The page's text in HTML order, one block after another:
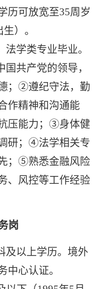
历可放宽至35周岁
）。
法学类专业毕业。
共产党的领导，
；②遵纪守法，勤
作精神和沟通能
压能力；③身体健
研；④法学相关专
；⑤熟悉金融风险
、风控等工作经验
岗
及以上学历。境外
中心认证。